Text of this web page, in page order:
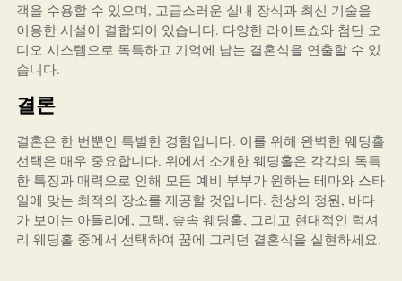
객을 수용할 수 있으며, 고급스러운 실내 장식과 최신 기술을
이용한 시설이 결합되어 있습니다. 다양한 라이트쇼와 첨단 오
디오 시스템으로 독특하고 기억에 남는 결혼식을 연출할 수 있
습니다.
결론
결혼은 한 번뿐인 특별한 경험입니다. 이를 위해 완벽한 웨딩홀
선택은 매우 중요합니다. 위에서 소개한 웨딩홀은 각각의 독특
한 특징과 매력으로 인해 모든 예비 부부가 원하는 테마와 스타
일에 맞는 최적의 장소를 제공할 것입니다. 천상의 정원, 바다
가 보이는 아틀리에, 고택, 숲속 웨딩홀, 그리고 현대적인 럭셔
리 웨딩홀 중에서 선택하여 꿈에 그리던 결혼식을 실현하세요.